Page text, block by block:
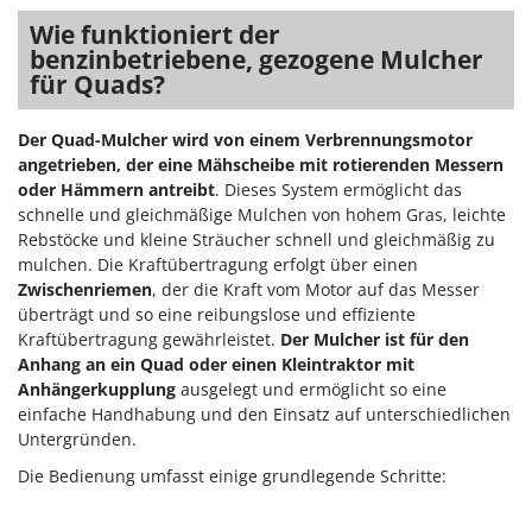
Wie funktioniert der
benzinbetriebene, gezogene Mulcher
für Quads?
Der Quad-Mulcher wird von einem Verbrennungsmotor
angetrieben, der eine Mähscheibe mit rotierenden Messern
oder Hämmern antreibt. Dieses System ermöglicht das
schnelle und gleichmäßige Mulchen von hohem Gras, leichte
Rebstöcke und kleine Sträucher schnell und gleichmäßig zu
mulchen. Die Kraftübertragung erfolgt über einen
Zwischenriemen, der die Kraft vom Motor auf das Messer
überträgt und so eine reibungslose und effiziente
Kraftübertragung gewährleistet. Der Mulcher ist für den
Anhang an ein Quad oder einen Kleintraktor mit
Anhängerkupplung ausgelegt und ermöglicht so eine
einfache Handhabung und den Einsatz auf unterschiedlichen
Untergründen.
Die Bedienung umfasst einige grundlegende Schritte: